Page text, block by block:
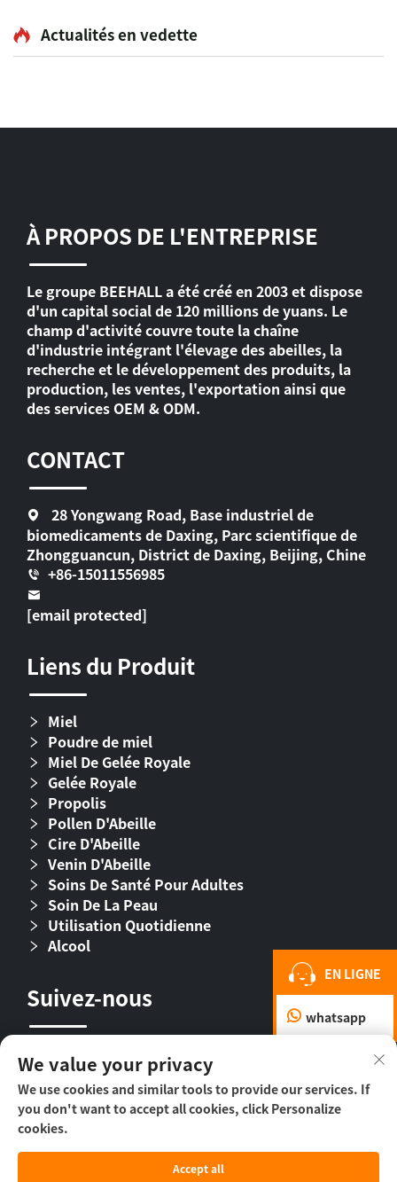
Actualités en vedette
EN LIGNE
whatsapp
À PROPOS DE L'ENTREPRISE
Le groupe BEEHALL a été créé en 2003 et dispose
d'un capital social de 120 millions de yuans. Le
champ d'activité couvre toute la chaîne
d'industrie intégrant l'élevage des abeilles, la
recherche et le développement des produits, la
production, les ventes, l'exportation ainsi que
des services OEM & ODM.
CONTACT
28 Yongwang Road, Base industriel de
biomedicaments de Daxing, Parc scientifique de
Zhongguancun, District de Daxing, Beijing, Chine
+86-15011556985
[email protected]
Liens du Produit
Miel
Poudre de miel
Miel De Gelée Royale
Gelée Royale
Propolis
Pollen D'Abeille
Cire D'Abeille
Venin D'Abeille
Soins De Santé Pour Adultes
Soin De La Peau
Utilisation Quotidienne
Alcool
Suivez-nous
Droit d’auteur © 2026 Beijing Beehall Biological
Pharmaceutical Co., Ltd. -
We value your privacy
We use cookies and similar tools to provide our services. If
you don't want to accept all cookies, click Personalize
cookies.
Accept all